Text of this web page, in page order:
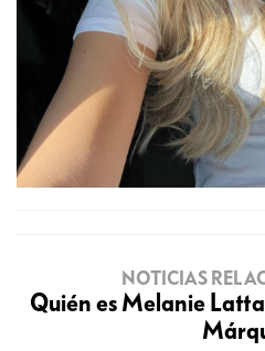
NOTICIAS
Quién es Melanie